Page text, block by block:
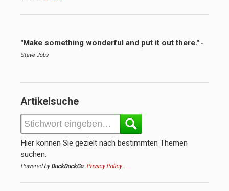
"Make something wonderful and put it out there." -
Steve Jobs
Artikelsuche
Hier können Sie gezielt nach bestimmten Themen
suchen.
Powered byDuckDuckGo. Privacy Policy…